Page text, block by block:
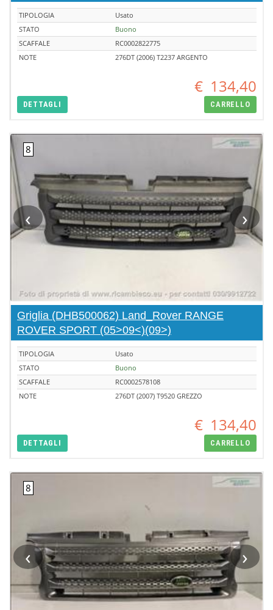
TIPOLOGIA
Usato
STATO
Buono
SCAFFALE
RC0002822775
NOTE
276DT (2006) T2237 ARGENTO
€ 134,40
DETTAGLI CARRELLO
‹ ›
Griglia (DHB500062) Land_Rover RANGE
ROVER SPORT (05>09<)(09>)
TIPOLOGIA
Usato
STATO
Buono
SCAFFALE
RC0002578108
NOTE
276DT (2007) T9520 GREZZO
€ 134,40
DETTAGLI CARRELLO
‹ ›